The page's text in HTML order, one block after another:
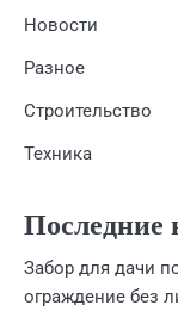
Новости
Разное
Строительство
Техника
Последние
Забор для дачи
ограждение без